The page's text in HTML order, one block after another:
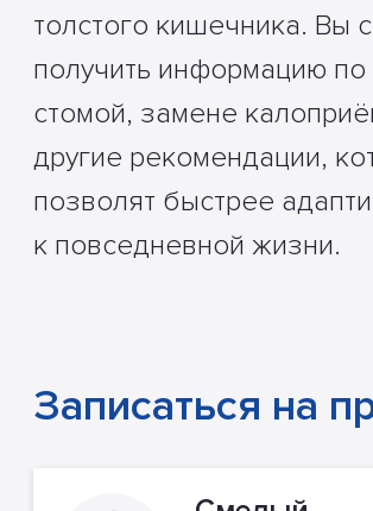
толстого кишечника. Вы
получить информацию по
стомой, замене
другие рекомендации,
позволят быстрее
к повседневной жизни.
Записаться на